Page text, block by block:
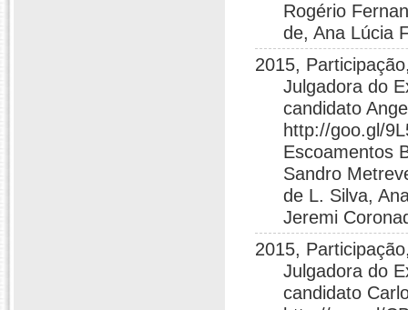
Rogério
de, Ana Lúcia
2015,
Julgadora do
candidato
http://goo.gl/
Escoamentos
Sandro
de L. Silva,
Jeremi
2015,
Julgadora do
candidato